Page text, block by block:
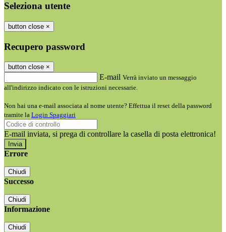
Seleziona utente
button close ×
Recupero password
button close ×
E-mail Verrà inviato un messaggio
all'indirizzo indicato con le istruzioni necessarie.
Non hai una e-mail associata al nome utente? Effettua il reset della password
tramite la Login Spaggiari
E-mail inviata, si prega di controllare la casella di posta elettronica!
Errore
Chiudi
Successo
Chiudi
Informazione
Chiudi